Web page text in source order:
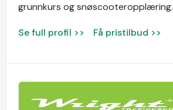
grunnkurs og snøscooteropplæring.
Se full profil >> Få pristilbud >>